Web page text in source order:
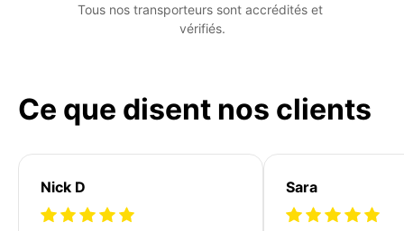
Tous nos transporteurs sont accrédités et
vérifiés.
Ce que disent nos clients
Nick D Sara